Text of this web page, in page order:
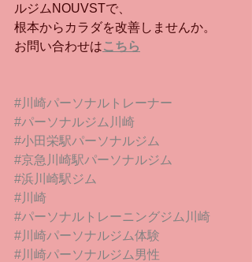
ルジムNOUVSTで、
根本からカラダを改善しませんか。
お問い合わせはこちら
#川崎パーソナルトレーナー
#パーソナルジム川崎
#小田栄駅パーソナルジム
#京急川崎駅パーソナルジム
#浜川崎駅ジム
#川崎
#パーソナルトレーニングジム川崎
#川崎パーソナルジム体験
#川崎パーソナルジム男性